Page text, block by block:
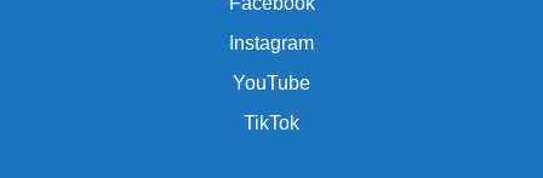
Instagram
YouTube
TikTok